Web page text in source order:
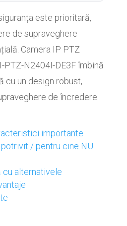
este prioritară,
de supraveghere
Camera IP PTZ
PTZ-N2404I-DE3F îmbină
cu un design robust,
de încredere.
importante
/ pentru cine NU
cu alternativele